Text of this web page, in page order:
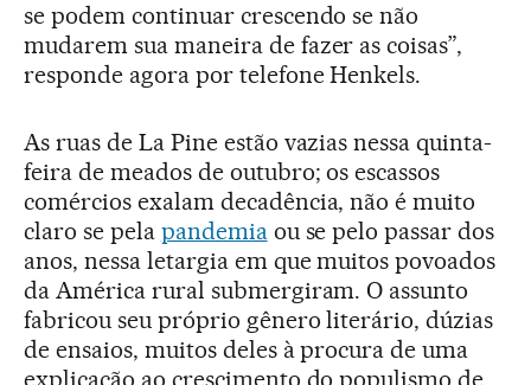
se podem continuar crescendo se não
mudarem sua maneira de fazer as coisas”,
responde agora por telefone Henkels.
As ruas de La Pine estão vazias nessa quinta-
feira de meados de outubro; os escassos
comércios exalam decadência, não é muito
claro se pela pandemiaou se pelo passar dos
anos, nessa letargia em que muitos povoados
da América rural submergiram. O assunto
fabricou seu próprio gênero literário, dúzias
de ensaios, muitos deles à procura de uma
explicação ao crescimento do populismo de